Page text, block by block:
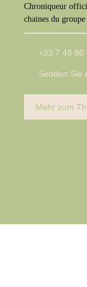
Chroniqueur
chaines du
M6+, W9, Paris
+33 7 48 80
Senden Sie
Mehr zum